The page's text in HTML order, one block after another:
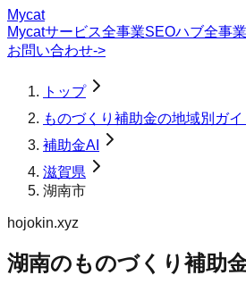
Mycat
Mycatサービス全事業SEOハブ全事
お問い合わせ->
トップ
ものづくり補助金の地域別ガイ
補助金AI
滋賀県
湖南市
hojokin.xyz
湖南のものづくり補助